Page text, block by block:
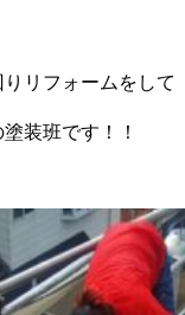
リフォームをして
装班です！！